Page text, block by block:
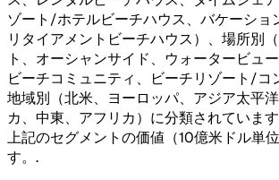
ゾート/ホテルビーチハウス、バケーショ
リタイアメントビーチハウス）、場所別
ト、オーシャンサイド、ウォータービュ
ビーチコミュニティ、ビーチリゾート/コ
地域別（北米、ヨーロッパ、アジア太平
カ、中東、アフリカ）に分類されています
上記のセグメントの価値（10億米ドル単
す。 .